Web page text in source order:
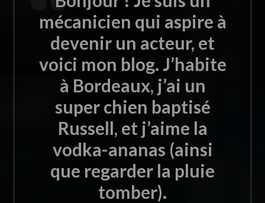
mécanicien qui aspire à
devenir un acteur, et
voici mon blog. J’habite
à Bordeaux, j’ai un
super chien baptisé
Russell, et j’aime la
vodka-ananas (ainsi
que regarder la pluie
tomber).